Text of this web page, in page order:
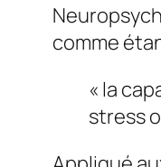
comme
« la
stress